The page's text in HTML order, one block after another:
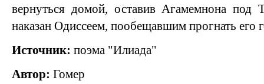
вернуться домой, оставив Агамемнона под
наказан Одиссеем, пообещавшим прогнать его
Источник: поэма "Илиада"
Автор: Гомер